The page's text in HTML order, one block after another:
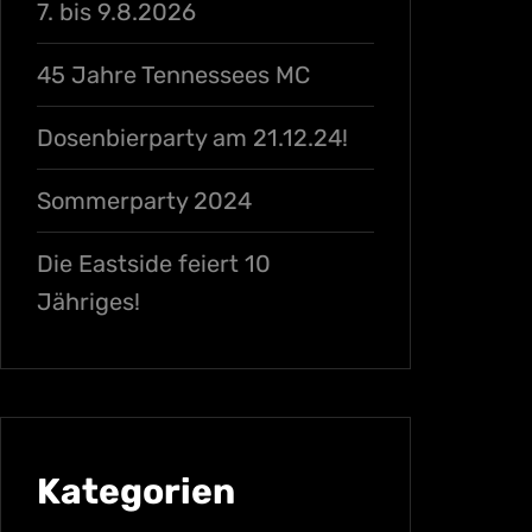
7. bis 9.8.2026
45 Jahre Tennessees MC
Dosenbierparty am 21.12.24!
Sommerparty 2024
Die Eastside feiert 10
Jähriges!
Kategorien